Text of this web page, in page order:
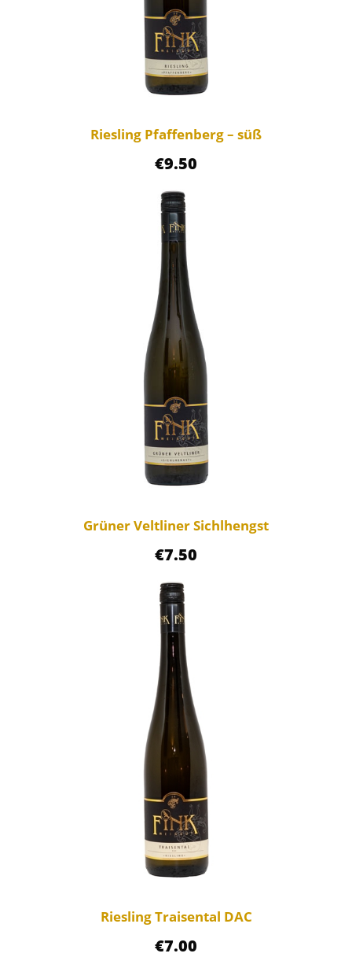
Riesling Pfaffenberg – süß
€9.50
Grüner Veltliner Sichlhengst
€7.50
Riesling Traisental DAC
€7.00